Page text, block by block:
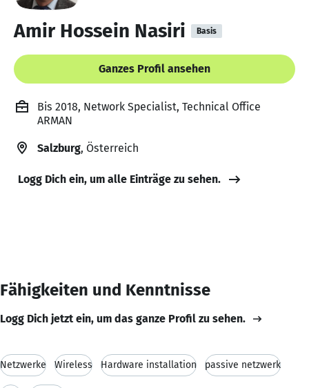
Amir Hossein Nasiri Basis
Ganzes Profil ansehen
Bis 2018, Network Specialist, Technical Office
ARMAN
Salzburg, Österreich
Logg Dich ein, um alle Einträge zu sehen.
Fähigkeiten und Kenntnisse
Logg Dich jetzt ein, um das ganze Profil zu sehen.
Netzwerke Wireless Hardware installation passive netzwerk